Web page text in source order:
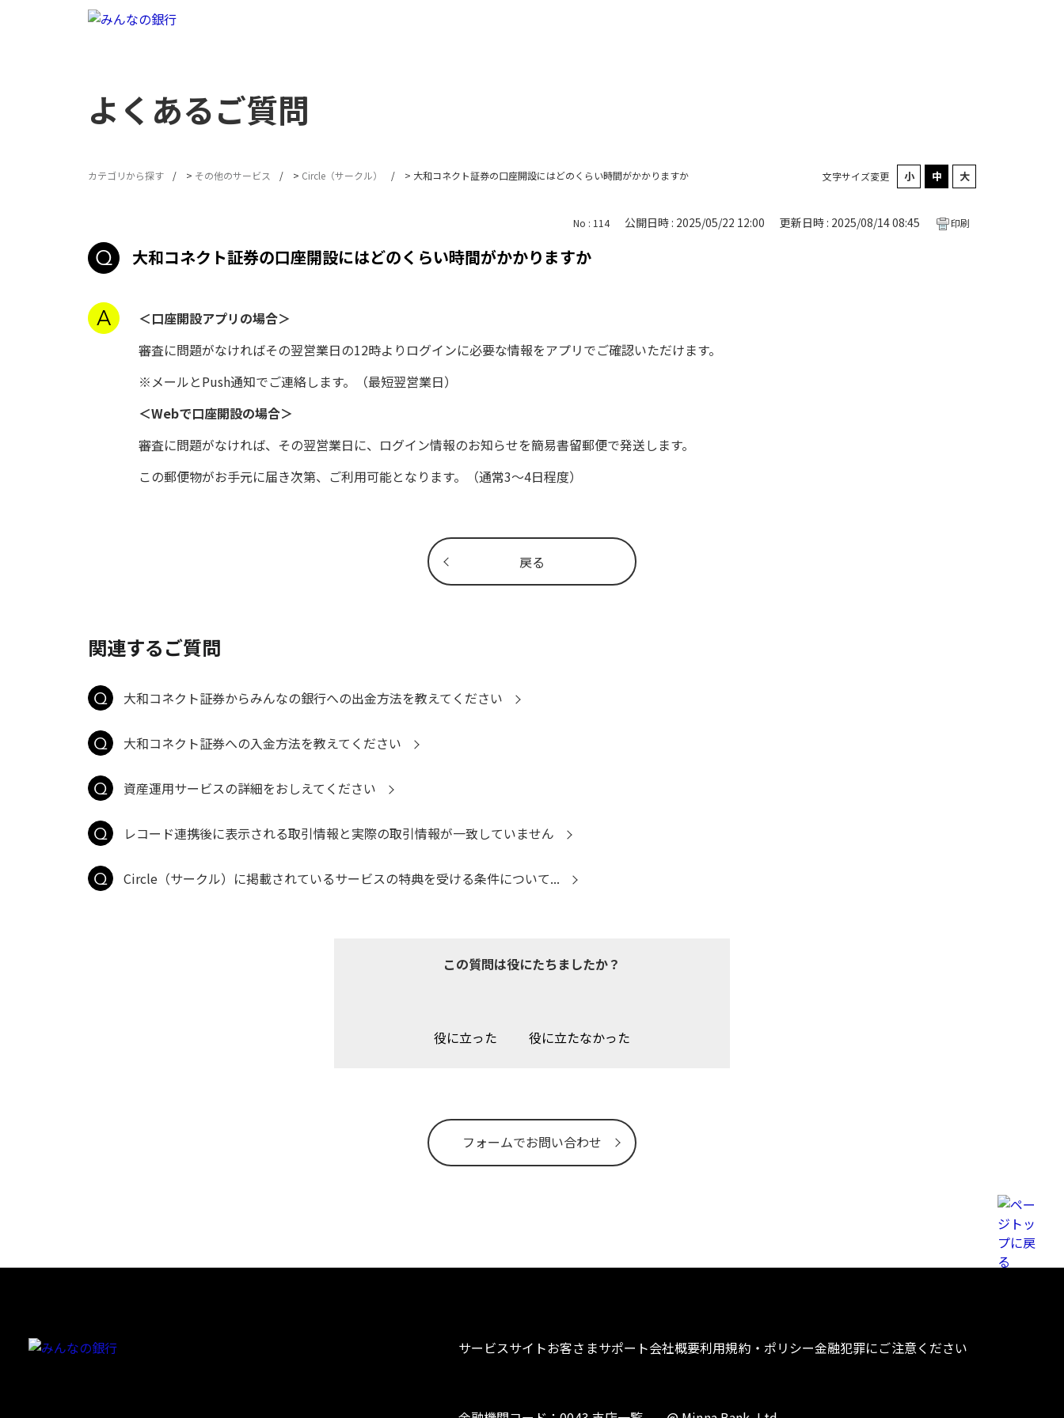
よくあるご質問
文字サイズ変更
カテゴリから探す > その他のサービス > Circle（サークル） > 大和コネクト証券の口座開設にはどのくらい時間がかかりますか
戻る
No : 114 公開日時 : 2025/05/22 12:00 更新日時 : 2025/08/14 08:45 印刷
大和コネクト証券の口座開設にはどのくらい時間がかかりますか
＜口座開設アプリの場合＞
審査に問題がなければその翌営業日の12時よりログインに必要な情報をアプリでご確認いただけます。
※メールとPush通知でご連絡します。（最短翌営業日）
＜Webで口座開設の場合＞
審査に問題がなければ、その翌営業日に、ログイン情報のお知らせを簡易書留郵便で発送します。
この郵便物がお手元に届き次第、ご利用可能となります。（通常3～4日程度）
関連するご質問
大和コネクト証券からみんなの銀行への出金方法を教えてください
大和コネクト証券への入金方法を教えてください
資産運用サービスの詳細をおしえてください
レコード連携後に表示される取引情報と実際の取引情報が一致していません
Circle（サークル）に掲載されているサービスの特典を受ける条件について...
この質問は役にたちましたか？
役に立った 役に立たなかった
フォームでお問い合わせ
サービスサイトお客さまサポート会社概要利用規約・ポリシー金融犯罪にご注意ください